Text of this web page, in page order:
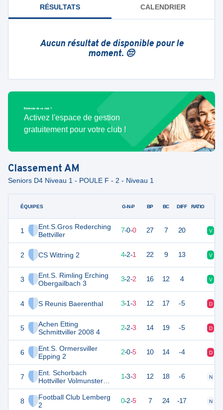
RÉSULTATS CALENDRIER
Aucun résultat de disponible pour le
moment. 😔
Bénévole de ce club ?
Activez l'espace de gestion
gratuitement pour votre club !
ClassementAM
Seniors D4 Niveau 1 - POULE F - 2 - Niveau 1
ÉQUIPES
1
Ent.S.Gros Rederching
Bettviller
2 CS Wittring 2
3
Ent.S. Rimling Erching
Obergailbach 3
4 S Reunis Baerenthal
5
Achen Etting
Schmittviller 2008 4
6
Ent.S. Ormersviller
Epping 2
7
Ent. Schorbach
Hottviller Volmunster
13 2
8
Football Club Lemberg
2
G-N-P BP BC DIFF RATIO
21 7 7-0-0 27 7 20 V
4-2-1 22 9 13 V
11 7 3-2-2 16 12 4 V
10 3-1-3 12 17 -5 D
8 2-2-3 14 19 -5 D
6 2-0-5 10 14 -4 D
1-3-3 12 18 -6 N
2 7 0-2-5 7 24 -17 N